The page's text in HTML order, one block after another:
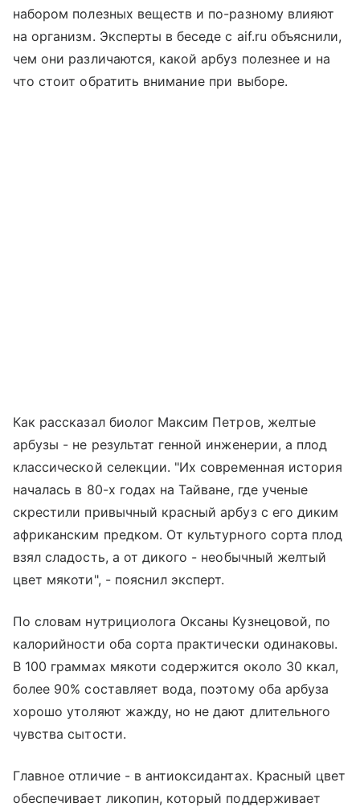
набором полезных веществ и по-разному влияют
на организм. Эксперты в беседе с aif.ru объяснили,
чем они различаются, какой арбуз полезнее и на
что стоит обратить внимание при выборе.
Как рассказал биолог Максим Петров, желтые
арбузы - не результат генной инженерии, а плод
классической селекции. "Их современная история
началась в 80-х годах на Тайване, где ученые
скрестили привычный красный арбуз с его диким
африканским предком. От культурного сорта плод
взял сладость, а от дикого - необычный желтый
цвет мякоти", - пояснил эксперт.
По словам нутрициолога Оксаны Кузнецовой, по
калорийности оба сорта практически одинаковы.
В 100 граммах мякоти содержится около 30 ккал,
более 90% составляет вода, поэтому оба арбуза
хорошо утоляют жажду, но не дают длительного
чувства сытости.
Главное отличие - в антиоксидантах. Красный цвет
обеспечивает ликопин, который поддерживает